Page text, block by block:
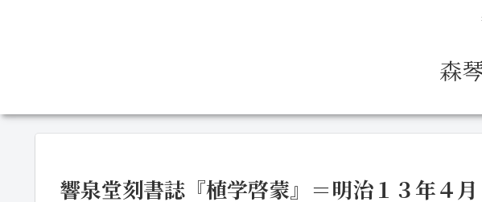
森
響泉堂刻書誌『植学啓蒙』＝明治１３年４